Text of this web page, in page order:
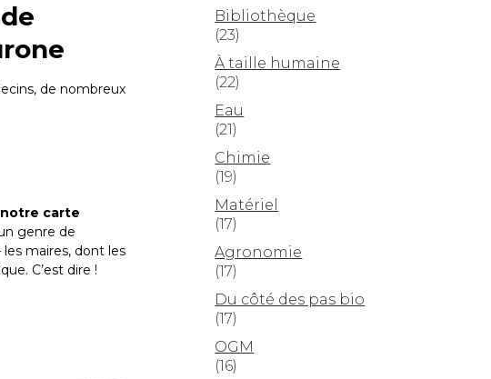
volume.
de nombreux
carte
genre de
maires, dont les
C’est dire !
Bibliothèque
(23)
À taille humaine
(22)
Eau
(21)
Chimie
(19)
Matériel
(17)
Agronomie
(17)
Du côté des pas bio
(17)
OGM
(16)